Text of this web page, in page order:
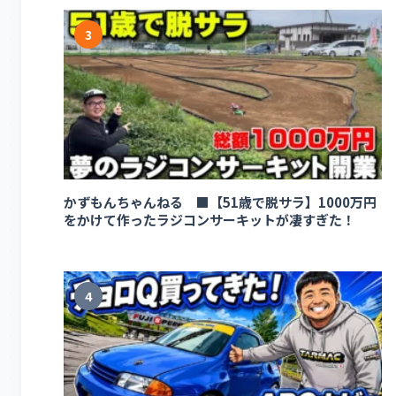
3
かずもんちゃんねる ■【51歳で脱サラ】1000万円
をかけて作ったラジコンサーキットが凄すぎた！
4